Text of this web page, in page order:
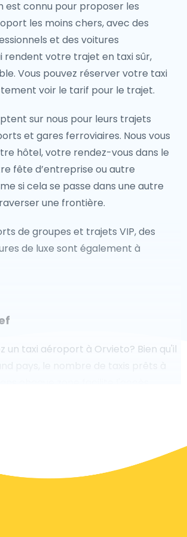
est connu pour proposer les
les moins chers, avec des
et des voitures
rendent votre trajet en taxi sûr,
Vous pouvez réserver votre taxi
voir le tarif pour le trajet.
sur nous pour leurs trajets
et gares ferroviaires. Nous vous
hôtel, votre rendez-vous dans le
fête d’entreprise ou autre
si cela se passe dans une autre
une frontière.
de groupes et trajets VIP, des
de luxe sont également à
un taxi aéroport à Orvieto? Bien qu'il
pays, le nombre de taxis prêts à
stress.
de taxi est assez développé, mais